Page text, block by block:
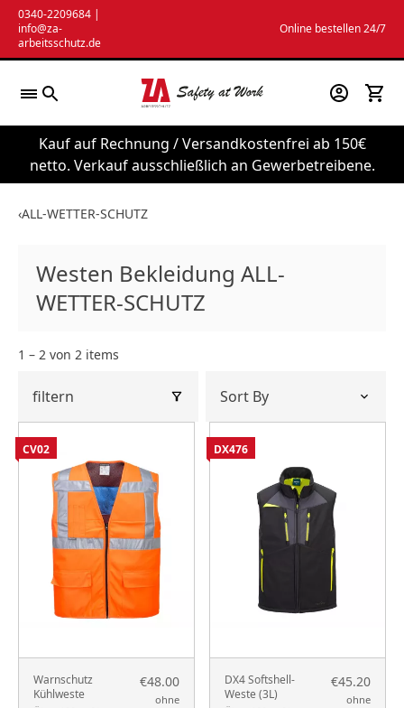
Zum
Inhalt
springen
0340-2209684 |
info@za-
arbeitsschutz.de
Online bestellen 24/7
Kauf auf Rechnung / Versandkostenfrei ab 150€
netto. Verkauf ausschließlich an Gewerbetreibene.
‹ALL-WETTER-SCHUTZ
Westen Bekleidung ALL-
WETTER-SCHUTZ
1 – 2 von 2 items
filtern
Warnschutz
Kühlweste
€48.00
ohne
CV02
DX4 Softshell-
Weste (3L)
€45.20
ohne
DX476